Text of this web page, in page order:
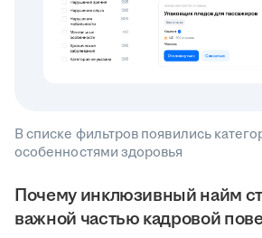
В списке фильтров появились
особенностями здоровья
Почему инклюзивный найм
важной частью кадровой